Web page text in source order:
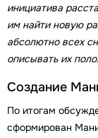
инициатива
им найти новую
абсолютно всех
описывать их
Создание
По итогам
сформирован